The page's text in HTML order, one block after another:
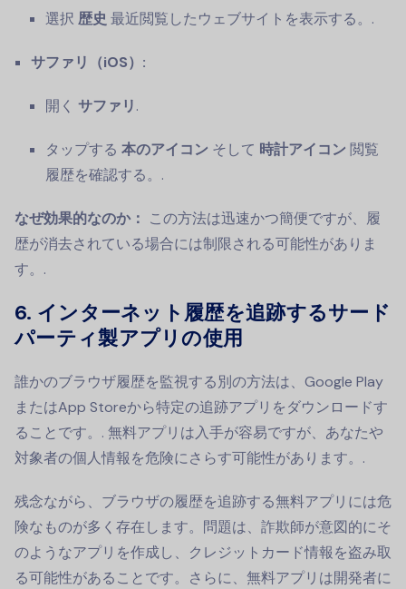
選択 歴史最近閲覧したウェブサイトを表示する。.
サファリ（iOS）:
開く サファリ.
タップする 本のアイコン そして 時計アイコン 閲覧
履歴を確認する。.
なぜ効果的なのか： この方法は迅速かつ簡便ですが、履
歴が消去されている場合には制限される可能性がありま
す。.
6. インターネット履歴を追跡するサード
パーティ製アプリの使用
誰かのブラウザ履歴を監視する別の方法は、Google Play
またはApp Storeから特定の追跡アプリをダウンロードす
ることです。. 無料アプリは入手が容易ですが、あなたや
対象者の個人情報を危険にさらす可能性があります。.
残念ながら、ブラウザの履歴を追跡する無料アプリには危
険なものが多く存在します。問題は、詐欺師が意図的にそ
のようなアプリを作成し、クレジットカード情報を盗み取
る可能性があることです。さらに、無料アプリは開発者に